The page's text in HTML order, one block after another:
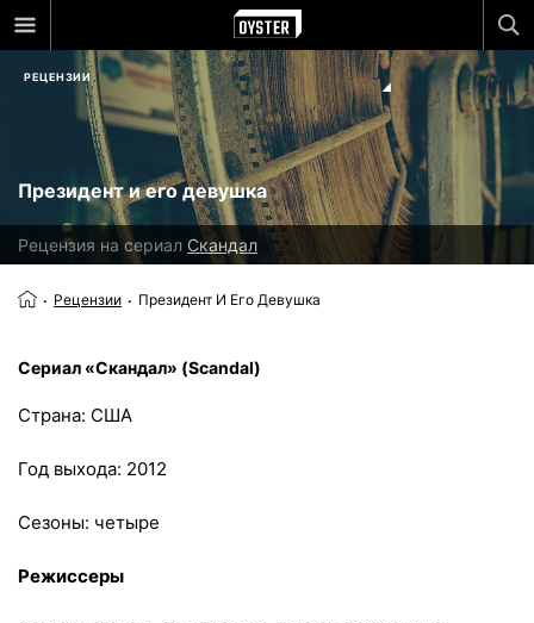
РЕЦЕНЗИИ
Президент и его девушка
Рецензия на сериал Скандал
Рецензии Президент И Его Девушка
Сериал «Скандал» (Scandal)
Страна: США
Год выхода: 2012
Сезоны: четыре
Режиссеры